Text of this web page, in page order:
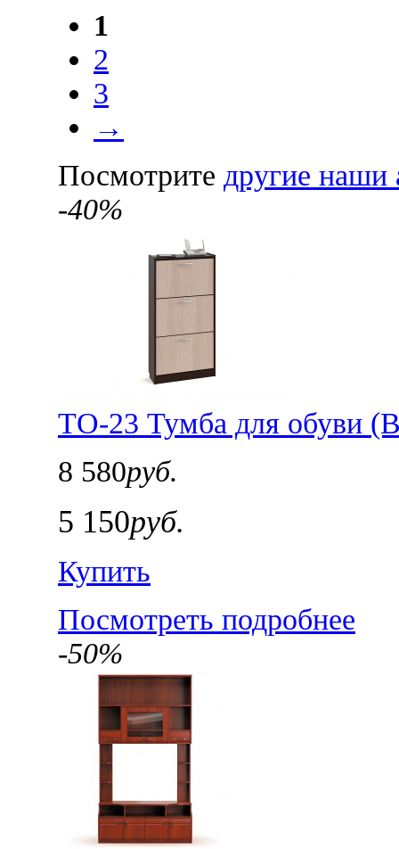
1
2
3
→
Посмотрите другие наши
-40%
ТО-23 Тумба для обуви
8 580руб.
5 150руб.
Купить
Посмотреть подробнее
-50%